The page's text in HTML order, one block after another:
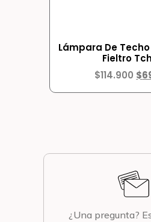
Lámpara De Techo
Fieltro
$114.900 $
¿Una pregunta?